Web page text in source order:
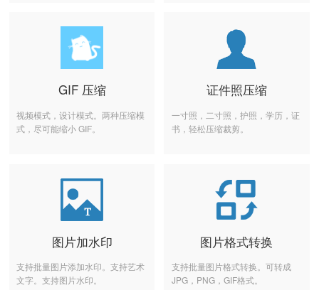
GIF 压缩
视频模式，设计模式。两种压缩模
式，尽可能缩小 GIF。
证件照压缩
一寸照，二寸照，护照，学历，证
书，轻松压缩裁剪。
图片加水印
支持批量图片添加水印。支持艺术
文字。支持图片水印。
图片格式转换
支持批量图片格式转换。可转成
JPG，PNG，GIF格式。